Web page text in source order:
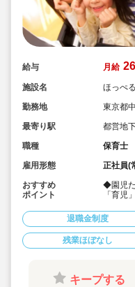
給与 月給
施設名
ほっぺ
勤務地
東京都
最寄り駅
都営地
職種
保育士
雇用形態
正社員(
おすすめ
ポイント
◆園児た
「育児
心！
◆時間
◆年間
出来る
めとし
働きや
退職金制度
残業ほぼなし
キープする